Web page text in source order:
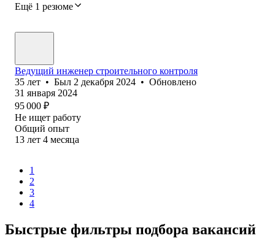
Ещё 1 резюме
Ведущий инженер строительного контроля
35 лет • Был 2 декабря 2024 • Обновлено
31 января 2024
95 000 ₽
Не ищет работу
Общий опыт
13 лет 4 месяца
1
2
3
4
Быстрые фильтры подбора вакансий